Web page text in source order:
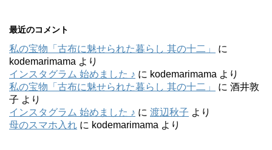
最近のコメント
私の宝物「古布に魅せられた暮らし 其の十二」
に
kodemarimama より
インスタグラム 始めました ♪ に kodemarimama より
私の宝物「古布に魅せられた暮らし 其の十二」
に 酒井敦
子 より
インスタグラム 始めました ♪ に 渡辺秋子 より
母のスマホ入れ に kodemarimama より